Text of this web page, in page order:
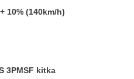
10% (140km/h)
3PMSF kitka